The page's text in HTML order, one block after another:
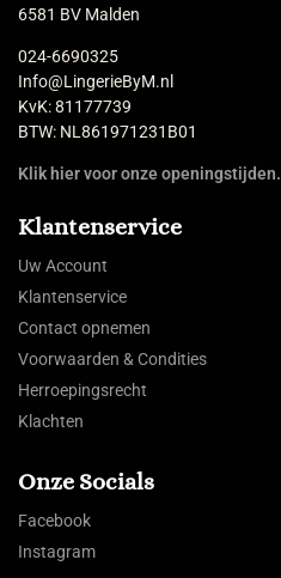
6581 BV Malden
024-6690325
Info@LingerieByM.nl
KvK: 81177739
BTW: NL861971231B01
Klik hier voor onze openingstijden.
Klantenservice
Uw Account
Klantenservice
Contact opnemen
Voorwaarden & Condities
Herroepingsrecht
Klachten
Onze Socials
Facebook
Instagram